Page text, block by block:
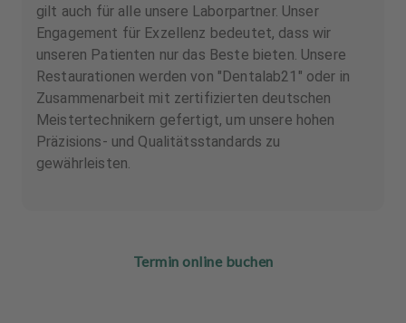
gilt auch für alle unsere Laborpartner. Unser
Engagement für Exzellenz bedeutet, dass wir
unseren Patienten nur das Beste bieten. Unsere
Restaurationen werden von "Dentalab21" oder in
Zusammenarbeit mit zertifizierten deutschen
Meistertechnikern gefertigt, um unsere hohen
Präzisions- und Qualitätsstandards zu
gewährleisten.
Termin online buchen